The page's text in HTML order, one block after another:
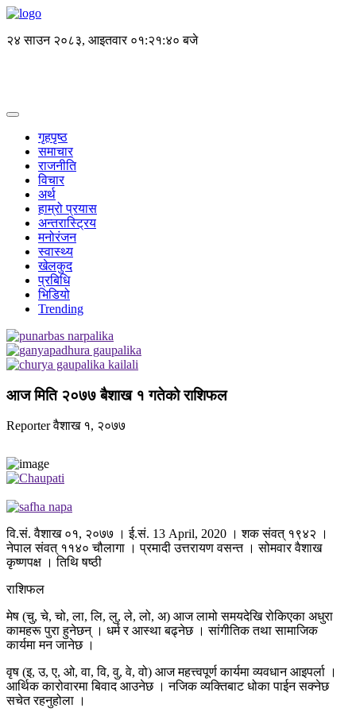
२४ साउन २०८३, आइतवार ०१:२१:४० बजे
गृहपृष्ठ
समाचार
राजनीति
विचार
अर्थ
हाम्रो प्रयास
अन्तरास्ट्रिय
मनोरंजन
स्वास्थ्य
खेलकुद
प्रबिधि
भिडियो
Trending
आज मिति २०७७ बैशाख १ गतेको राशिफल
Reporterवैशाख १, २०७७
वि.सं. वैशाख ०१, २०७७ । ई.सं. 13 April, 2020 । शक संवत् १९४२ ।
नेपाल संवत् ११४० चौलागा । प्रमादी उत्तरायण वसन्त । सोमवार वैशाख
कृष्णपक्ष । तिथि षष्ठी
राशिफल
मेष (चु, चे, चो, ला, लि, लु, ले, लो, अ) आज लामो समयदेखि रोकिएका अधुरा
कामहरू पुरा हुनेछन् । धर्म र आस्था बढ्नेछ । सांगीतिक तथा सामाजिक
कार्यमा मन जानेछ ।
वृष (इ, उ, ए, ओ, वा, वि, वु, वे, वो) आज महत्त्वपूर्ण कार्यमा व्यवधान आइपर्ला ।
आर्थिक कारोवारमा बिवाद आउनेछ । नजिक व्यक्तिबाट धोका पाईन सक्नेछ
सचेत रहनुहोला ।